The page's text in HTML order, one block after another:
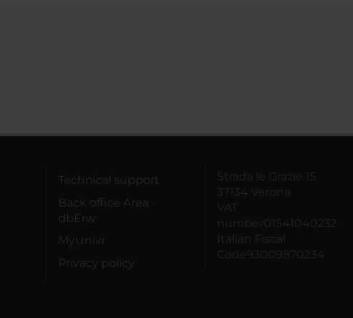
Technical support
Back office Area -
dbErw
MyUnivr
Privacy policy
Strada le Grazie 15
37134 Verona
VAT
number01541040232
Italian Fiscal
Code93009870234